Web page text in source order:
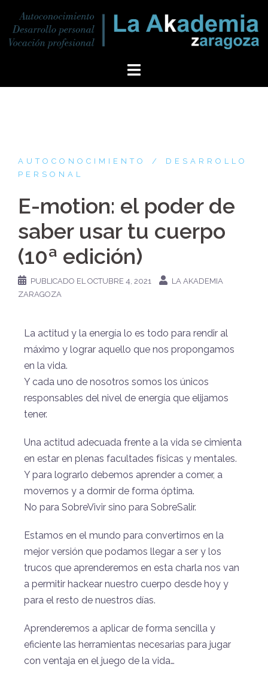
AUTOCONOCIMIENTO
DESARROLLO
PERSONAL
E-motion: el poder de
saber usar tu cuerpo
(10ª edición)
PUBLICADO EL OCTUBRE 4, 2021
LA AKADEMIA
ZARAGOZA
La actitud y la energía lo es todo para rendir al
máximo y lograr aquello que nos propongamos
en la vida.
Y cada uno de nosotros somos los únicos
responsables del nivel de energía que elijamos
tener.
Una actitud adecuada frente a la vida se cimienta
en estar en plenas facultades físicas y mentales.
Y para lograrlo debemos aprender a comer, a
movernos y a dormir de forma óptima.
No para SobreVivir sino para SobreSalir.
Estamos en el mundo para convertirnos en la
mejor versión que podamos llegar a ser y los
trucos que aprenderemos en esta charla nos van
a permitir hackear nuestro cuerpo desde hoy y
para el resto de nuestros días.
Aprenderemos a aplicar de forma sencilla y
eficiente las herramientas necesarias para jugar
con ventaja en el juego de la vida…